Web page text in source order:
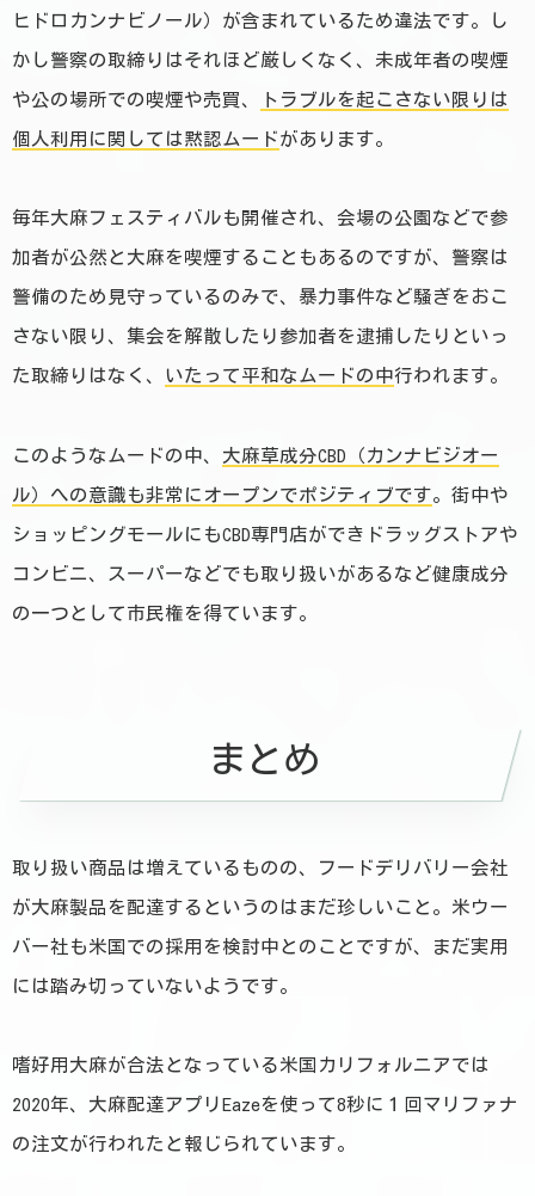
ヒドロカンナビノール）が含まれているため違法です。し
かし警察の取締りはそれほど厳しくなく、未成年者の喫煙
や公の場所での喫煙や売買、 トラブルを起こさない限りは
個人利用に関しては黙認ムードがあります。
毎年大麻フェスティバルも開催され、会場の公園などで参
加者が公然と大麻を喫煙することもあるのですが、警察は
警備のため見守っているのみで、暴力事件など騒ぎをおこ
さない限り、集会を解散したり参加者を逮捕したりといっ
た取締りはなく、 いたって平和なムードの中行われます。
このようなムードの中、 大麻草成分CBD（カンナビジオー
ル）への意識も非常にオープンでポジティブです。街中や
ショッピングモールにもCBD専門店ができドラッグストアや
コンビニ、スーパーなどでも取り扱いがあるなど健康成分
の一つとして市民権を得ています。
まとめ
取り扱い商品は増えているものの、フードデリバリー会社
が大麻製品を配達するというのはまだ珍しいこと。米ウー
バー社も米国での採用を検討中とのことですが、まだ実用
には踏み切っていないようです。
嗜好用大麻が合法となっている米国カリフォルニアでは
2020年、大麻配達アプリEazeを使って8秒に１回マリファナ
の注文が行われたと報じられています。